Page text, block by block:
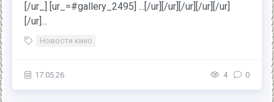
[/ur_] [ur_=#gallery_2495] ...[/ur][/ur][/ur][/ur][/ur]
[/ur]...
Новости кино
17.05.26 4 0